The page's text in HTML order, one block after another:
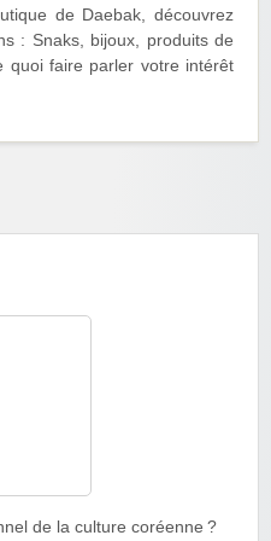
de Daebak, découvrez
: Snaks, bijoux, produits de
faire parler votre intérêt
de la culture coréenne ?